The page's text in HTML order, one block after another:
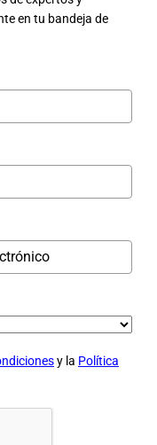
en tu bandeja de
y la Política